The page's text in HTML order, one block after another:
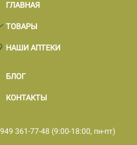
ГЛАВНАЯ
ТОВАРЫ
НАШИ АПТЕКИ
БЛОГ
КОНТАКТЫ
361-77-48 (9:00-18:00, пн-пт)